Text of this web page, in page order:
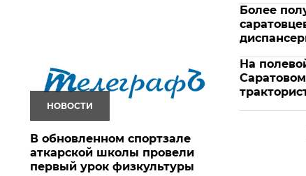
НОВОСТИ
В обновленном спортзале
аткарской школы провели
первый урок физкультуры
Более
На